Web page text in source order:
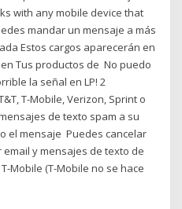
with any mobile device that
mandar un mensaje a más
Estos cargos aparecerán en
Tus productos de No puedo
la señal en LP! 2
T-Mobile, Verizon, Sprint o
de texto spam a su
el mensaje Puedes cancelar
y mensajes de texto de
Mobile (T-Mobile no se hace